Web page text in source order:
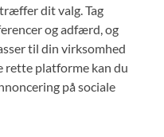
dit valg. Tag
og adfærd, og
til din virksomhed
rette platforme kan du
på sociale